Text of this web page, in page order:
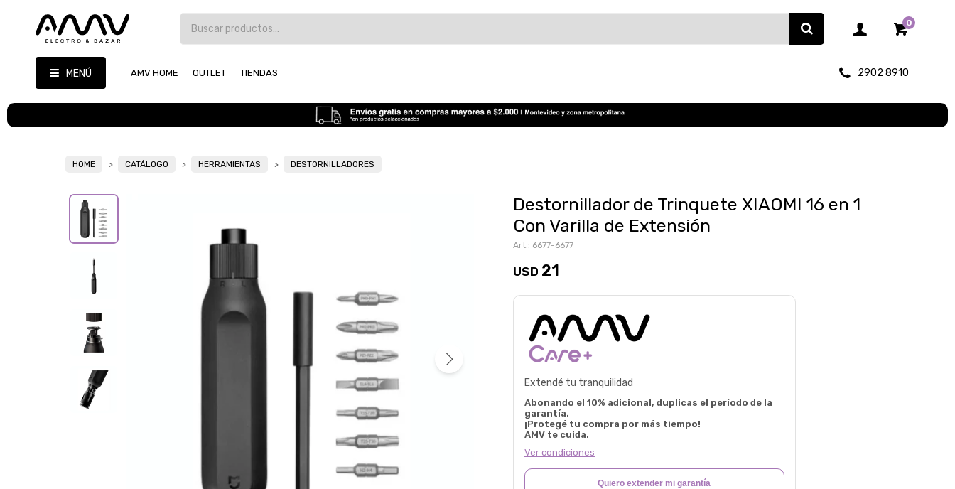
MENÚ AMV HOME OUTLET TIENDAS 2902 8910
0
HOME CATÁLOGO HERRAMIENTAS DESTORNILLADORES
Destornillador de Trinquete XIAOMI 16 en 1
Con Varilla de Extensión
6677-6677
USD 21
Extendé tu tranquilidad
Abonando el 10% adicional, duplicas el período de la
garantía.
¡Protegé tu compra por más tiempo!
AMV te cuida.
Ver condiciones
Quiero extender mi garantía